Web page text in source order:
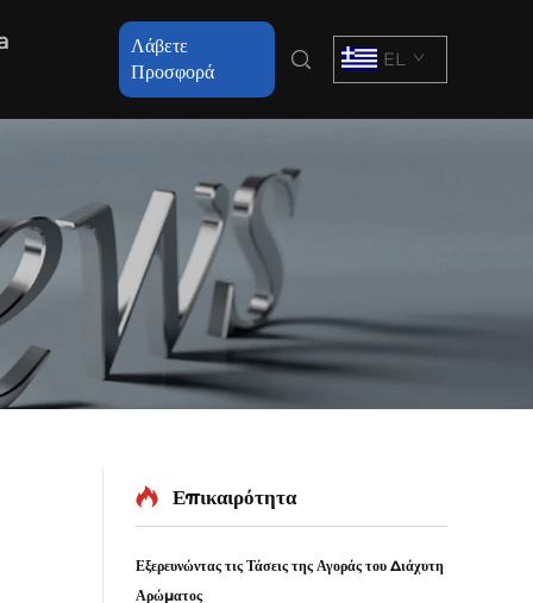
Λάβετε
Προσφορά
EL
Επικαιρότητα
Εξερευνώντας τις Τάσεις της Αγοράς του Διάχυτη
Αρώματος